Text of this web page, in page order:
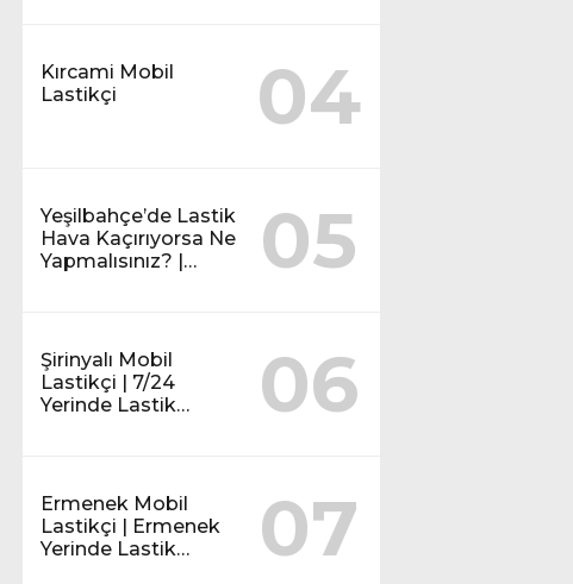
Kırcami Mobil
Lastikçi
04
Yeşilbahçe’de Lastik
Hava Kaçırıyorsa Ne
Yapmalısınız? |
05
Şirinyalı Mobil
Lastikçi | 7/24
Yerinde Lastik
06
Ermenek Mobil
Lastikçi | Ermenek
Yerinde Lastik
07